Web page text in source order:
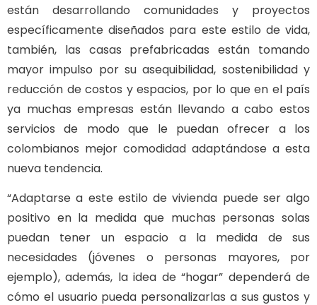
están desarrollando comunidades y proyectos
específicamente diseñados para este estilo de vida,
también, las casas prefabricadas están tomando
mayor impulso por su asequibilidad, sostenibilidad y
reducción de costos y espacios, por lo que en el país
ya muchas empresas están llevando a cabo estos
servicios de modo que le puedan ofrecer a los
colombianos mejor comodidad adaptándose a esta
nueva tendencia.
“Adaptarse a este estilo de vivienda puede ser algo
positivo en la medida que muchas personas solas
puedan tener un espacio a la medida de sus
necesidades (jóvenes o personas mayores, por
ejemplo), además, la idea de “hogar” dependerá de
cómo el usuario pueda personalizarlas a sus gustos y